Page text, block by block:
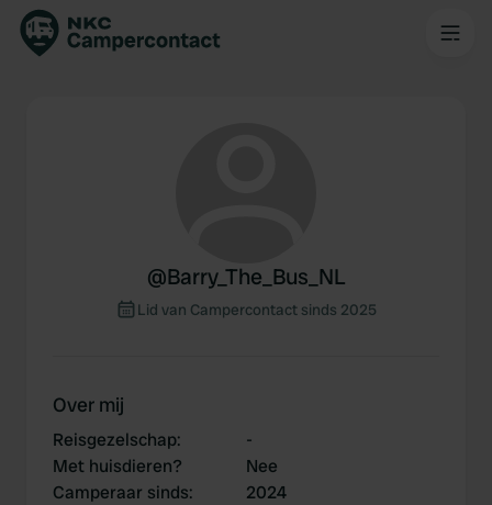
@Barry_The_Bus_NL
Lid van Campercontact sinds 2025
Over mij
Reisgezelschap:
-
Met huisdieren?
Nee
Camperaar sinds: 2024